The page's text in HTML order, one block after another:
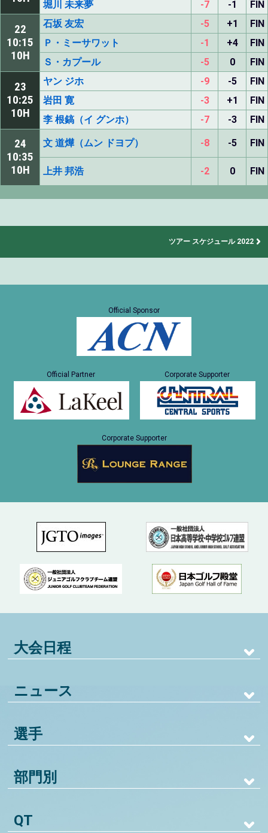
堀川 未来夢
-7 -1 FIN
22
10:15
10H
石坂 友宏 -5 +1
FIN
Ｐ・ミーサワット
-1 +4
FIN
Ｓ・カプール
-5 0 FIN
23
10:25
10H
ヤン ジホ -9 -5
FIN
岩田 寛
-3 +1
FIN
李 根鎬（イ グンホ）
-7 -3 FIN
24
10:35
10H
文 道燁（ムン ドヨプ） -8 -5 FIN
上井 邦浩 -2 0 FIN
ツアー スケジュール 2022
Official Sponsor
Official Partner Corporate Supporter
Corporate Supporter
大会日程
ニュース
選手
部門別
QT